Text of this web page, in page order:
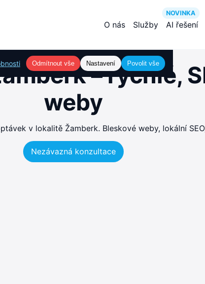
O nás Služby
NOVINKA
AI řešení
Odmítnout vše Nastavení Povolit vše
– rychlé,
weby
v lokalitě Žamberk. Bleskové weby, lokální
Nezávazná konzultace